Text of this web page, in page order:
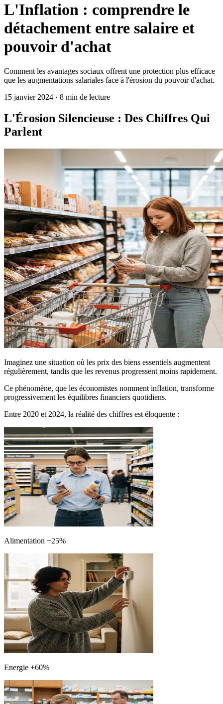
L'Inflation : comprendre le
détachement entre salaire et
pouvoir d'achat
Comment les avantages sociaux offrent une protection plus efficace
que les augmentations salariales face à l'érosion du pouvoir d'achat.
15 janvier 2024 · 8 min de lecture
L'Érosion Silencieuse : Des Chiffres Qui
Parlent
Imaginez une situation où les prix des biens essentiels augmentent
régulièrement, tandis que les revenus progressent moins rapidement.
Ce phénomène, que les économistes nomment inflation, transforme
progressivement les équilibres financiers quotidiens.
Entre 2020 et 2024, la réalité des chiffres est éloquente :
Alimentation +25%
Energie +60%